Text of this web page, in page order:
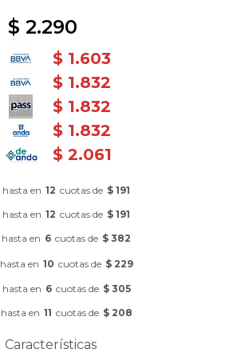
$ 2.290
$ 1.603
$ 1.832
$ 1.832
$ 1.832
$ 2.061
hasta en 12 cuotas de $ 191
hasta en 12 cuotas de $ 191
hasta en 6 cuotas de $ 382
hasta en 10 cuotas de $ 229
hasta en 6 cuotas de $ 305
hasta en 11 cuotas de $ 208
Características